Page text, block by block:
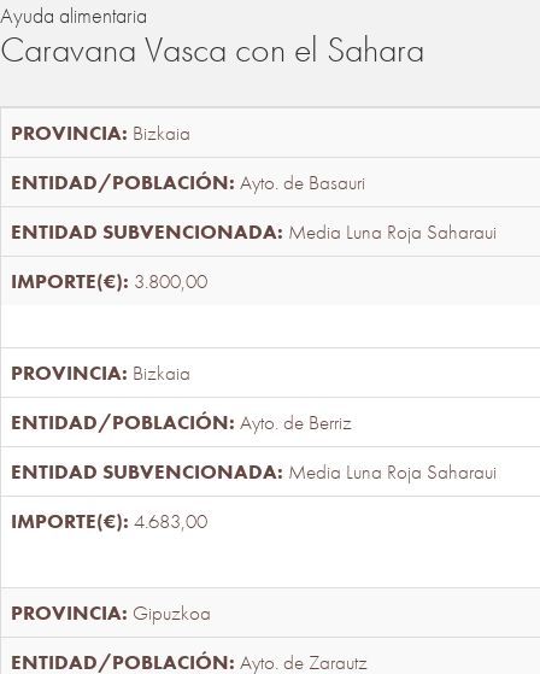
Ayuda alimentaria
Caravana Vasca con el Sahara
Bizkaia
Ayto. de Basauri
Media Luna Roja Saharaui
3.800,00
Bizkaia
Ayto. de Berriz
Media Luna Roja Saharaui
4.683,00
Gipuzkoa
Ayto. de Zarautz